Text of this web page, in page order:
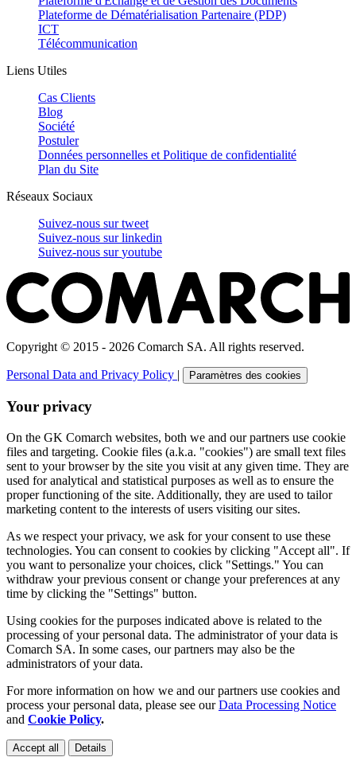
Plateforme de Dématérialisation Partenaire (PDP)
ICT
Télécommunication
Liens Utiles
Cas Clients
Blog
Société
Postuler
Données personnelles et Politique de confidentialité
Plan du Site
Réseaux Sociaux
Suivez-nous surtweet
Suivez-nous surlinkedin
Suivez-nous suryoutube
Copyright © 2015 - 2026 Comarch SA. All rights reserved.
Personal Data and Privacy Policy | Paramètres des cookies
Your privacy
On the GK Comarch websites, both we and our partners use cookie
files and targeting. Cookie files (a.k.a. "cookies") are small text files
sent to your browser by the site you visit at any given time. They are
used for analytical and statistical purposes as well as to ensure the
proper functioning of the site. Additionally, they are used to tailor
marketing content to the interests of users visiting our sites.
As we respect your privacy, we ask for your consent to use these
technologies. You can consent to cookies by clicking "Accept all". If
you want to personalize your choices, click "Settings." You can
withdraw your previous consent or change your preferences at any
time by clicking the "Settings" button.
Using cookies for the purposes indicated above is related to the
processing of your personal data. The administrator of your data is
Comarch SA. In some cases, our partners may also be the
administrators of your data.
For more information on how we and our partners use cookies and
process your personal data, please see ourData Processing Notice
and Cookie Policy.
Accept all Details